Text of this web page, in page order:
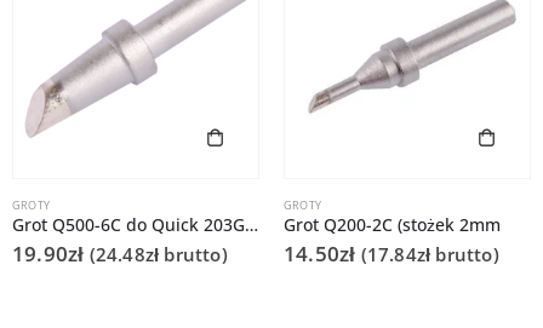
GROTY
Grot Q500-6C do Quick 203G/TS2300
19.90zł (24.48zł brutto)
GROTY
Grot Q200-2C (stożek 2mm
14.50zł (17.84zł brutto)